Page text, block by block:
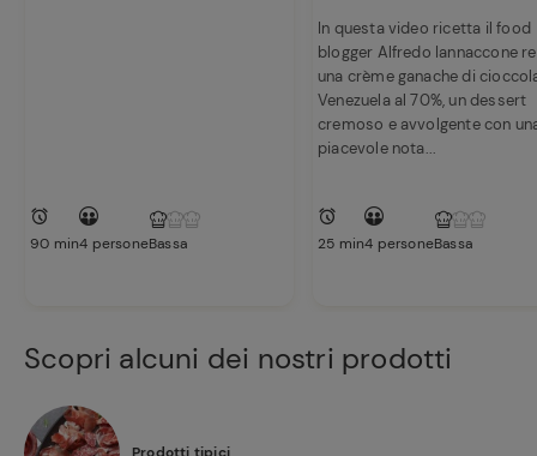
90 min4 personeBassa
In questa video ricetta il food
blogger Alfredo Iannaccone
una crème ganache di
Venezuela al 70%, un dessert
cremoso e avvolgente con
piacevole nota...
25 min4 personeBassa
Scopri alcuni dei nostri prodotti